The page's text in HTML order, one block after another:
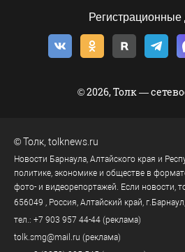
© 2026, Толк —
©Толк tolknews.ru
Новости Барнаула, Алтайского края и
политике, экономике и обществе в
фото- и видеорепортажей. Если новости,
656049 , Россия, Алтайский край, г.Барнаул
тел.: +7 903 957 44-44 (реклама)
tolk.smg@mail.ru (реклама)